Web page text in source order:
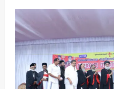
സഭകൾ
ബന്ധം
ദൃഢമാക്കണം
:
കർദിനാൾ
മാർ
ബസ്സേലിയോസ്
ക്ലീമീസ്
കാതോലിക്ക
ബാവ